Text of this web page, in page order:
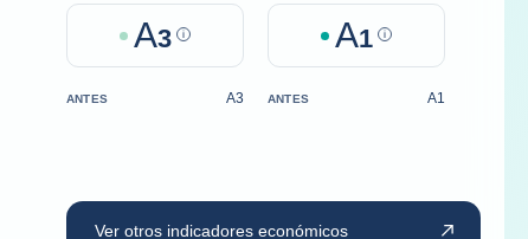
A3 Help A1 Help
ANTES A3 ANTES A1
Ver otros indicadores económicos